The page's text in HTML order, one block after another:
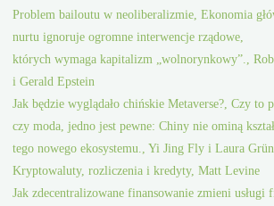
Problem bailoutu w neoliberalizmie, Ekonomia
nurtu ignoruje ogromne interwencje rządowe,
których wymaga kapitalizm „wolnorynkowy”.,
i Gerald Epstein
Jak będzie wyglądało chińskie Metaverse?, Czy to
czy moda, jedno jest pewne: Chiny nie ominą
tego nowego ekosystemu., Yi Jing Fly i Laura
Kryptowaluty, rozliczenia i kredyty, Matt Levine
Jak zdecentralizowane finansowanie zmieni usługi